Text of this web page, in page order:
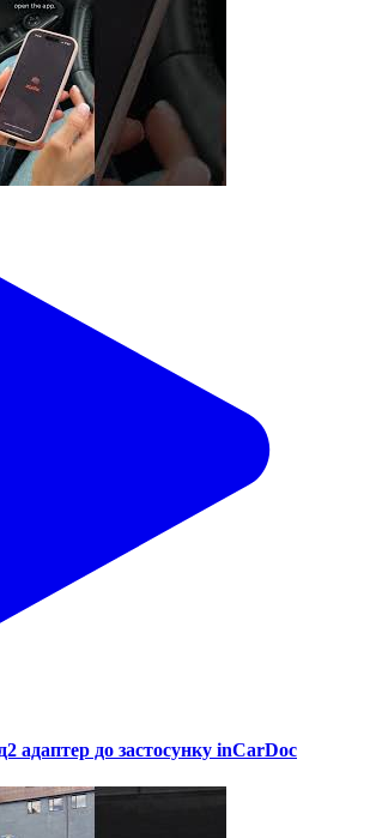
адаптер до застосунку inCarDoc